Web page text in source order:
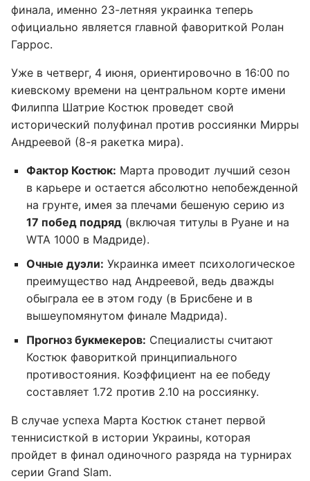
финала, именно 23-летняя украинка теперь
официально является главной фавориткой Ролан
Гаррос.
Уже в четверг, 4 июня, ориентировочно в 16:00 по
киевскому времени на центральном корте имени
Филиппа Шатрие Костюк проведет свой
исторический полуфинал против россиянки Мирры
Андреевой (8-я ракетка мира).
Фактор Костюк: Марта проводит лучший сезон
в карьере и остается абсолютно непобежденной
на грунте, имея за плечами бешеную серию из
17 побед подряд (включая титулы в Руане и на
WTA 1000 в Мадриде).
Очные дуэли: Украинка имеет психологическое
преимущество над Андреевой, ведь дважды
обыграла ее в этом году (в Брисбене и в
вышеупомянутом финале Мадрида).
Прогноз букмекеров: Специалисты считают
Костюк фавориткой принципиального
противостояния. Коэффициент на ее победу
составляет 1.72 против 2.10 на россиянку.
В случае успеха Марта Костюк станет первой
теннисисткой в истории Украины, которая
пройдет в финал одиночного разряда на турнирах
серии Grand Slam.